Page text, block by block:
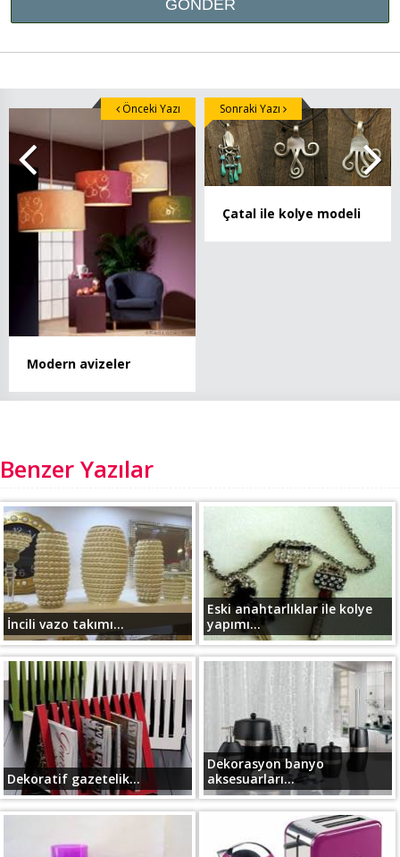
Modern avizeler
Önceki Yazı
Çatal ile kolye modeli
Sonraki Yazı
Benzer Yazılar
İncili vazo takımı...
Eski anahtarlıklar ile kolye
yapımı...
Dekoratif gazetelik...
Dekorasyon banyo
aksesuarları...